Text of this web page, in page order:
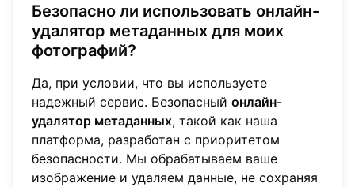
Безопасно ли использовать онлайн-
удалятор метаданных для моих
фотографий?
Да, при условии, что вы используете
надежный сервис. Безопасный онлайн-
удалятор метаданных, такой как наша
платформа, разработан с приоритетом
безопасности. Мы обрабатываем ваше
изображение и удаляем данные, не сохраняя